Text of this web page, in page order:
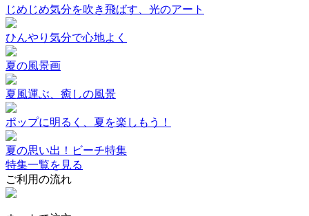
じめじめ気分を吹き飛ばす、光のアート
ひんやり気分で心地よく
夏の風景画
夏風運ぶ、癒しの風景
ポップに明るく、夏を楽しもう！
夏の思い出！ビーチ特集
特集一覧を見る
ご利用の流れ